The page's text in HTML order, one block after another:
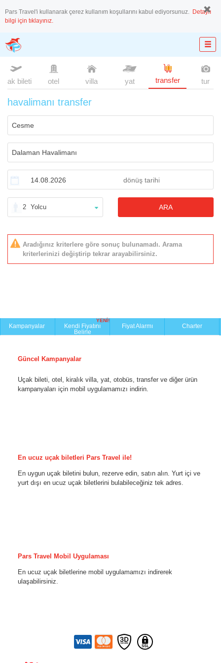
Pars Travel'i kullanarak çerez kullanım koşullarını kabul ediyorsunuz. Detaylı
bilgi için tıklayınız.
uçak bileti otel villa yat transfer tur
havalimanı transfer
2 Yolcu ARA
Aradığınız kriterlere göre sonuç bulunamadı. Arama
kriterlerinizi değiştirip tekrar arayabilirsiniz.
Kampanyalar
Kendi Fiyatını
Belirle
YENİ!
Fiyat Alarmı Charter
Güncel Kampanyalar
Uçak bileti, otel, kiralık villa, yat, otobüs, transfer ve diğer ürün
kampanyaları için mobil uygulamamızı indirin.
En ucuz uçak biletleri Pars Travel ile!
En uygun uçak biletini bulun, rezerve edin, satın alın. Yurt içi ve
yurt dışı en ucuz uçak biletlerini bulabileceğiniz tek adres.
Pars Travel Mobil Uygulaması
En ucuz uçak biletlerine mobil uygulamamızı indirerek
ulaşabilirsiniz.